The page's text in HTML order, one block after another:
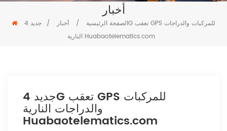
أخبار
الصفحة الرئيسية / أخبار /
جديد 4G تعقب GPS للمركبات والدراجات
النارية Huabaotelematics.com
جديد 4G تعقب GPS للمركبات
والدراجات النارية
Huabaotelematics.com